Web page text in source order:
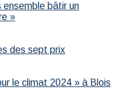
bâtir un
»
des sept prix
le climat 2024 » à Blois